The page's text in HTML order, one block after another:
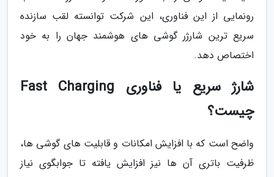
رونمایی از این فناوری، این شرکت توانسته لقب سازنده
سریع ترین شارژر گوشی های هوشمند جهان را به خود
اختصاص دهد.
شارژ سریع یا فناوری Fast Charging
چیست؟
واضح است که با افزایش امکانات و قابلیت های گوشی ها،
ظرفیت باتری آن ها نیز افزایش یافته تا جوابگوی نیاز